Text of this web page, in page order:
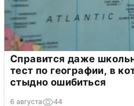
Справится даже
тест по географии, в
стыдно ошибиться
6 августа 44